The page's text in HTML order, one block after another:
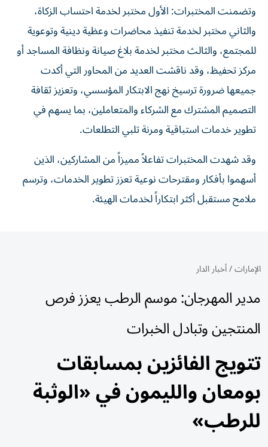
وتضمنت المختبرات: الأول مختبر لخدمة احتساب الزكاة،
والثاني مختبر لخدمة تنفيذ محاضرات وعظية دينية وتوعوية
للمجتمع، والثالث مختبر لخدمة بلاغ صيانة ونظافة المساجد أو
مركز تحفيظ، وقد ناقشت العديد من المحاور التي أكدت
جميعها ضرورة ترسيخ نهج الابتكار المؤسسي، وتعزيز ثقافة
التصميم المشترك مع الشركاء والمتعاملين، بما يسهم في
تطوير خدمات استباقية ومرنة تلبي التطلعات.
وقد شهدت المختبرات تفاعلاً مميزاً من المشاركين، الذين
أسهموا بأفكار ومقترحات نوعية تعزز تطوير الخدمات، وترسم
ملامح مستقبل أكثر ابتكاراً لخدمات الهيئة.
الإمارات/أخبار الدار
مدير المهرجان: موسم الرطب يعزز فرص
المنتجين وتبادل الخبرات
تتويج الفائزين بمسابقات
بومعان والليمون في «الوثبة
للرطب»